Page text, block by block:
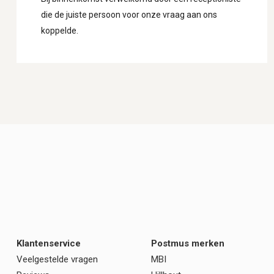
die de juiste persoon voor onze vraag aan ons
koppelde.
Klantenservice
Veelgestelde vragen
Postmus merken
MBI